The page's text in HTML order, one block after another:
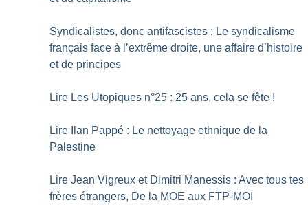
Syndicalistes, donc antifascistes : Le syndicalisme
français face à l’extrême droite, une affaire d’histoire
et de principes
Lire Les Utopiques n°25 : 25 ans, cela se fête !
Lire Ilan Pappé : Le nettoyage ethnique de la
Palestine
Lire Jean Vigreux et Dimitri Manessis : Avec tous tes
frères étrangers, De la MOE aux FTP-MOI